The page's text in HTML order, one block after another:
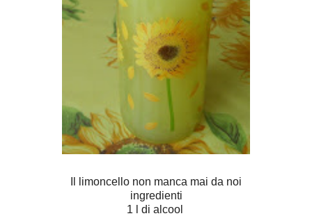
Il limoncello non manca mai da noi
ingredienti
1 l di alcool